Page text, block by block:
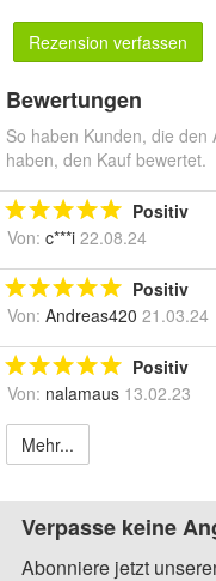
Rezension verfassen
Bewertungen
So haben Kunden, die
haben, den Kauf bewertet.
Positiv
Von: c***i 22.08.24
Positiv
Von: Andreas420 21.03.24
Positiv
Von: nalamaus 13.02.23
Mehr...
Verpasse keine
Abonniere jetzt